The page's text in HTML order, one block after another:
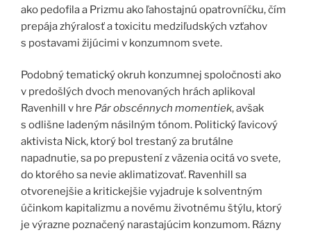
ako pedofila a Prizmu ako ľahostajnú opatrovníčku, čím
prepája zhýralosť a toxicitu medziľudských vzťahov
s postavami žijúcimi v konzumnom svete.
Podobný tematický okruh konzumnej spoločnosti ako
v predošlých dvoch menovaných hrách aplikoval
Ravenhill v hre Pár obscénnych momentiek, avšak
s odlišne ladeným násilným tónom. Politický ľavicový
aktivista Nick, ktorý bol trestaný za brutálne
napadnutie, sa po prepustení z väzenia ocitá vo svete,
do ktorého sa nevie aklimatizovať. Ravenhill sa
otvorenejšie a kritickejšie vyjadruje k solventným
účinkom kapitalizmu a novému životnému štýlu, ktorý
je výrazne poznačený narastajúcim konzumom. Rázny